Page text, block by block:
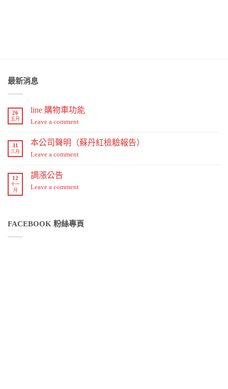
最新消息
26
五月
line 購物車功能
Leave a comment
11
三月
本公司聲明（蘇丹紅檢驗報告）
Leave a comment
12
十一
月
調漲公告
Leave a comment
FACEBOOK 粉絲專頁